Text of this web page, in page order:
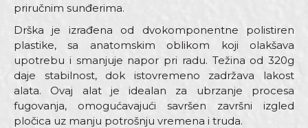
priručnim sunđerima.
Drška je izrađena od dvokomponentne polistiren
plastike, sa anatomskim oblikom koji olakšava
upotrebu i smanjuje napor pri radu. Težina od 320g
daje stabilnost, dok istovremeno zadržava lakost
alata. Ovaj alat je idealan za ubrzanje procesa
fugovanja, omogućavajući savršen završni izgled
pločica uz manju potrošnju vremena i truda.